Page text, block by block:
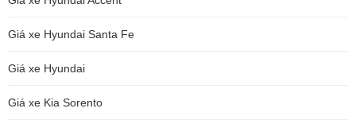
Giá xe Hyundai Santa Fe
Giá xe Hyundai
Giá xe Kia Sorento